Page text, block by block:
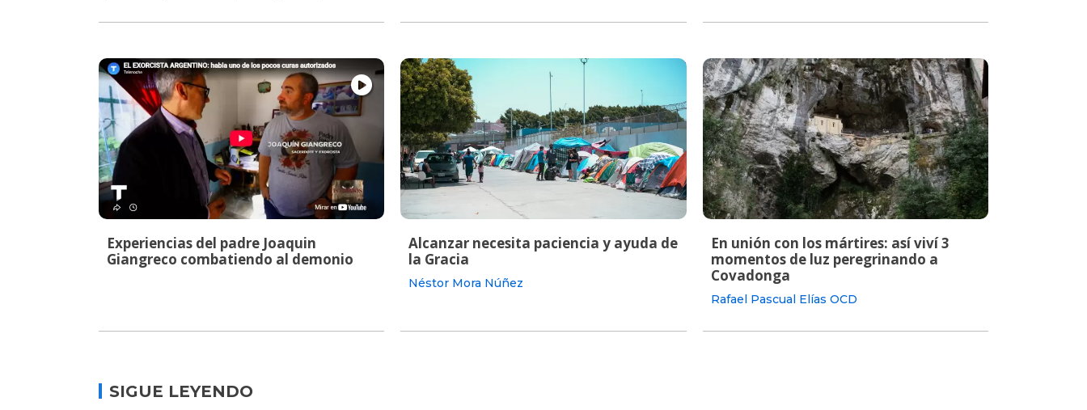
Experiencias del padre Joaquin
Giangreco combatiendo al demonio
Alcanzar necesita paciencia y ayuda de
la Gracia
Néstor Mora Núñez
En unión con los mártires: así viví 3
momentos de luz peregrinando a
Covadonga
Rafael Pascual Elías OCD
SIGUE LEYENDO